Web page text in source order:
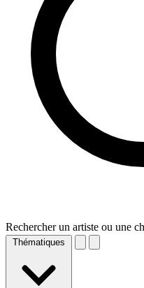
Rechercher un artiste ou une
Thématiques